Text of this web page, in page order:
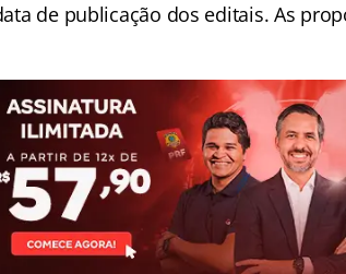
de publicação dos editais. As